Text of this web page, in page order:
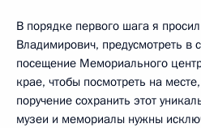
В порядке первого шага я
Владимирович, предусмотреть в
посещение Мемориального
крае, чтобы посмотреть на
поручение сохранить этот
музеи и мемориалы нужны